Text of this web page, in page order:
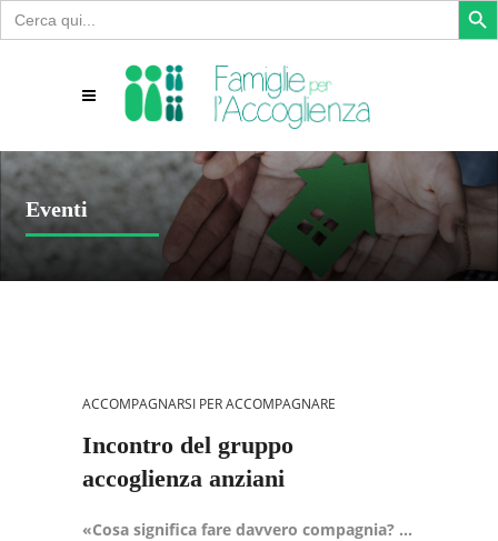
Search
for:
Eventi
ACCOMPAGNARSI PER ACCOMPAGNARE
Incontro del gruppo
accoglienza anziani
«Cosa significa fare davvero compagnia? …